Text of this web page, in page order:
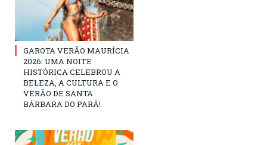
GAROTA VERÃO MAURÍCIA
2026: UMA NOITE
HISTÓRICA CELEBROU A
BELEZA, A CULTURA E O
VERÃO DE SANTA
BÁRBARA DO PARÁ!